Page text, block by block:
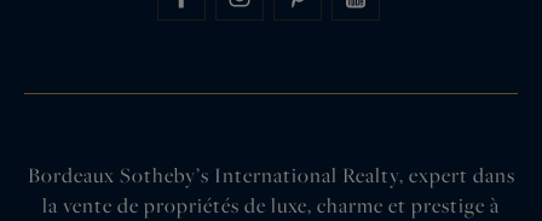
Bordeaux Sotheby’s International Realty, expert dans
la vente de propriétés de luxe, charme et prestige à